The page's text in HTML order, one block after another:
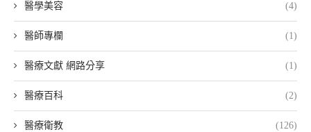
醫學美容 (4)
醫師專欄 (1)
醫療文獻 網路分享 (1)
醫療百科 (2)
醫療衛教 (126)